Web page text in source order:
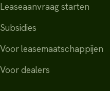
Leaseaanvraag starten
Subsidies
Voor leasemaatschappijen
Voor dealers